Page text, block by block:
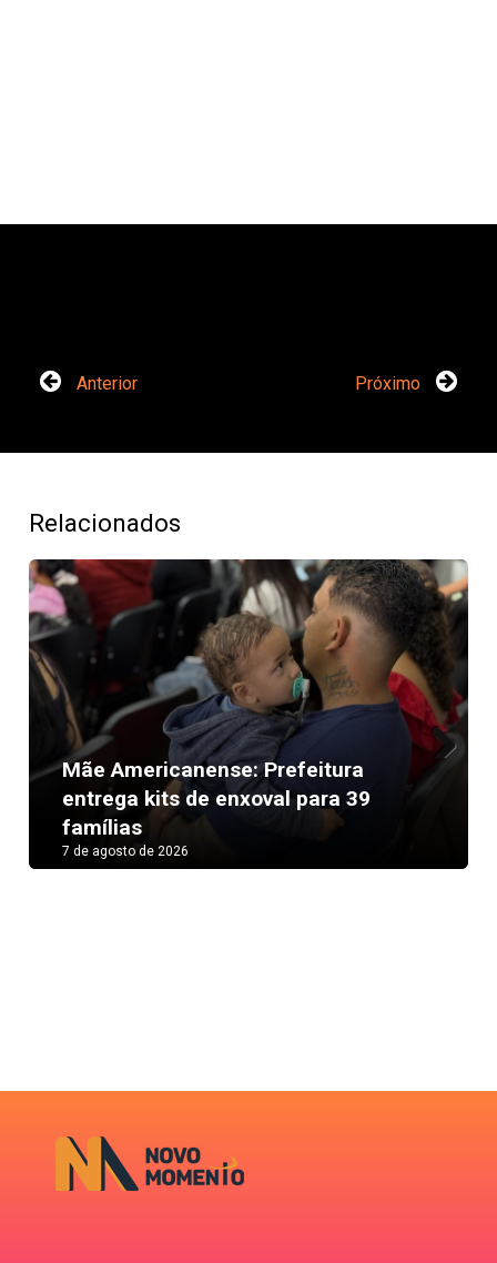
Anterior Próximo
Relacionados
Mãe Americanense: Prefeitura
entrega kits de enxoval para 39
famílias
7 de agosto de 2026